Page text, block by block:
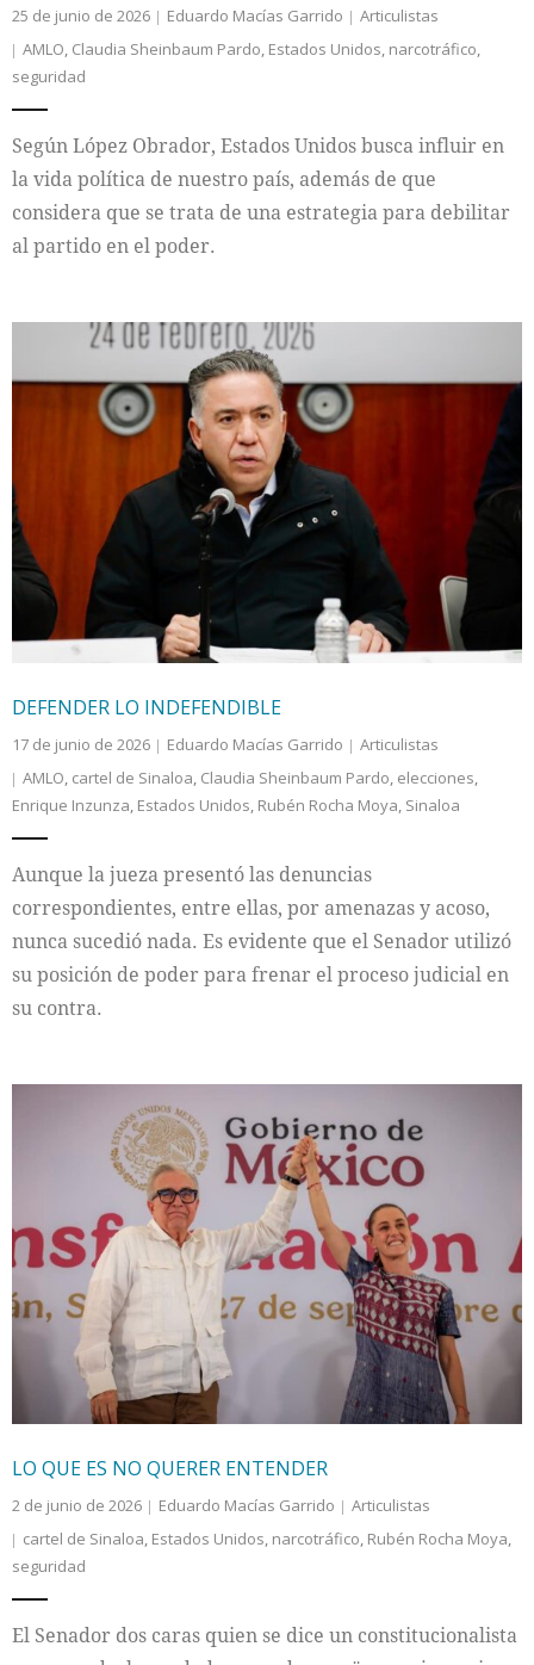
25 de junio de 2026 Eduardo Macías Garrido
Articulistas
AMLO, Claudia Sheinbaum Pardo, Estados Unidos, narcotráfico,
seguridad
Según López Obrador, Estados Unidos busca influir en
la vida política de nuestro país, además de que
considera que se trata de una estrategia para debilitar
al partido en el poder.
DEFENDER LO INDEFENDIBLE
17 de junio de 2026 Eduardo Macías Garrido
Articulistas
AMLO, cartel de Sinaloa, Claudia Sheinbaum Pardo, elecciones,
Enrique Inzunza, Estados Unidos, Rubén Rocha Moya, Sinaloa
Aunque la jueza presentó las denuncias
correspondientes, entre ellas, por amenazas y acoso,
nunca sucedió nada. Es evidente que el Senador utilizó
su posición de poder para frenar el proceso judicial en
su contra.
LO QUE ES NO QUERER ENTENDER
2 de junio de 2026 Eduardo Macías Garrido
Articulistas
cartel de Sinaloa, Estados Unidos, narcotráfico, Rubén Rocha Moya,
seguridad
El Senador dos caras quien se dice un constitucionalista